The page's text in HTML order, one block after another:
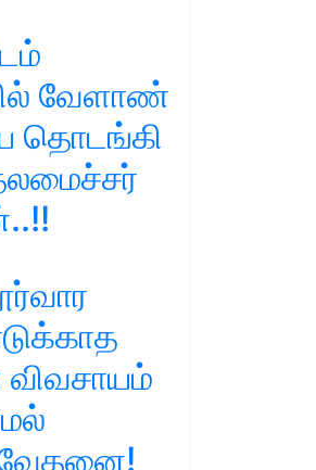
வேளாண்
தொடங்கி
விவசாயம்
வேதனை!